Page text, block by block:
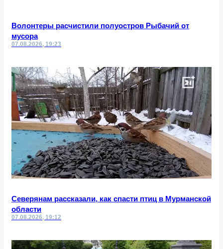
Волонтеры расчистили полуостров Рыбачий от
мусора
07.08.2026, 19:23
Северянам рассказали, как спасти птиц в Мурманской
области
07.08.2026, 19:12